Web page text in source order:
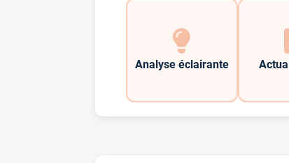
Analyse éclairante